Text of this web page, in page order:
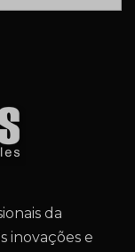
da
inovações e